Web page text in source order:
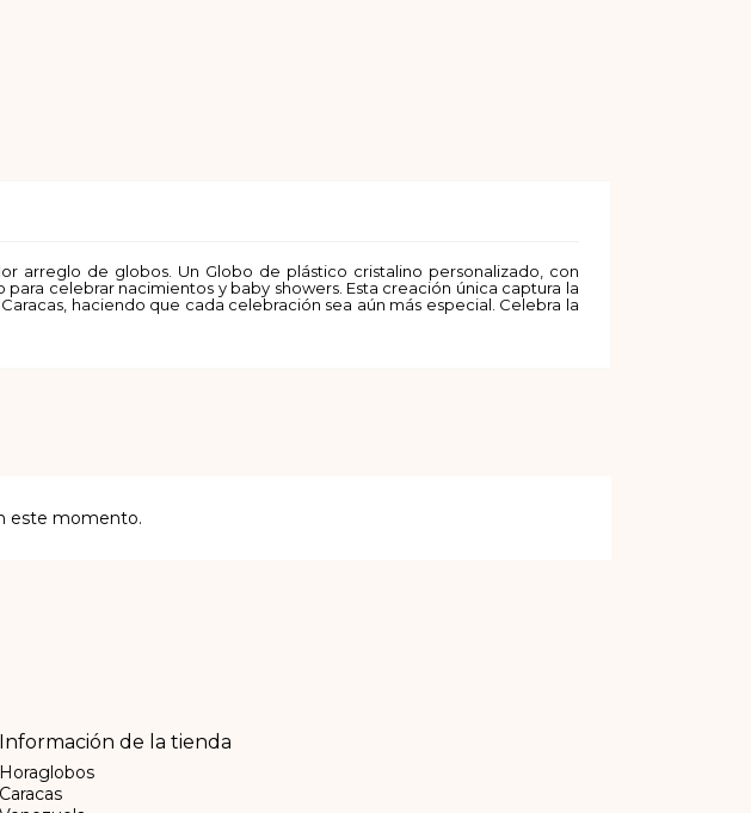
arreglo de globos. Un Globo de plástico cristalino personalizado, con
celebrar nacimientos y baby showers. Esta creación única captura la
haciendo que cada celebración sea aún más especial. Celebra la
este momento.
Información de la tienda
Horaglobos
Caracas